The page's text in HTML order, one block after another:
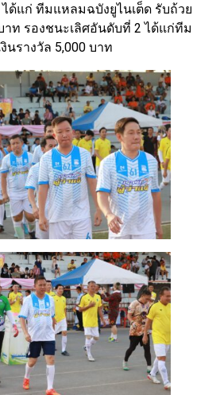
ด้แก่ ทีมแหลมฉบังยูไนเต็ด รับถ้วย
าท รองชนะเลิศอันดับที่ 2 ได้แก่ทีม
นรางวัล 5,000 บาท